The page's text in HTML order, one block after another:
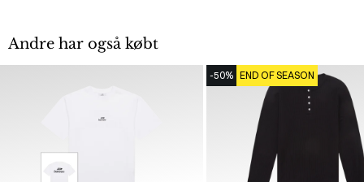
Andre har også købt
-50% END OF SEASON